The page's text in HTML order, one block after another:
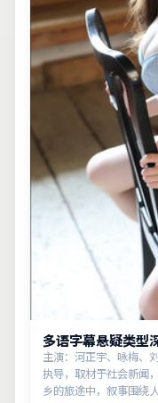
多语字幕悬疑类型
主演：河正宇、咏梅
执导，取材于社会新闻
乡的旅途中，叙事围绕